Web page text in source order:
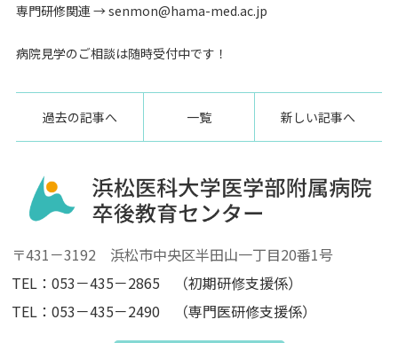
専門研修関連 → senmon@hama-med.ac.jp
病院見学のご相談は随時受付中です！
過去の記事へ 一覧 新しい記事へ
〒431－3192 浜松市中央区半田山一丁目20番1号
TEL：053－435－2865 （初期研修支援係）
TEL：053－435－2490 （専門医研修支援係）